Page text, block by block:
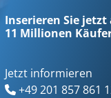
Inserieren Sie jetzt
11 Millionen
Jetzt informieren
+49 201 857 861